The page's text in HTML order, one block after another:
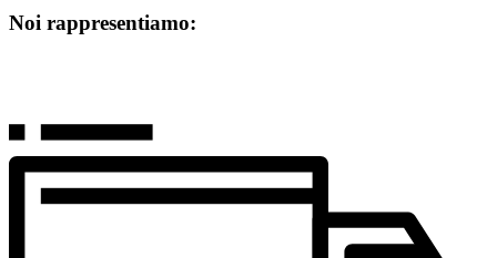
Noi rappresentiamo: